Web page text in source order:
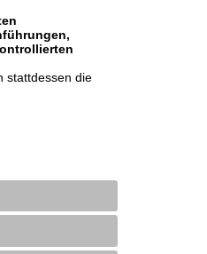
stattdessen die